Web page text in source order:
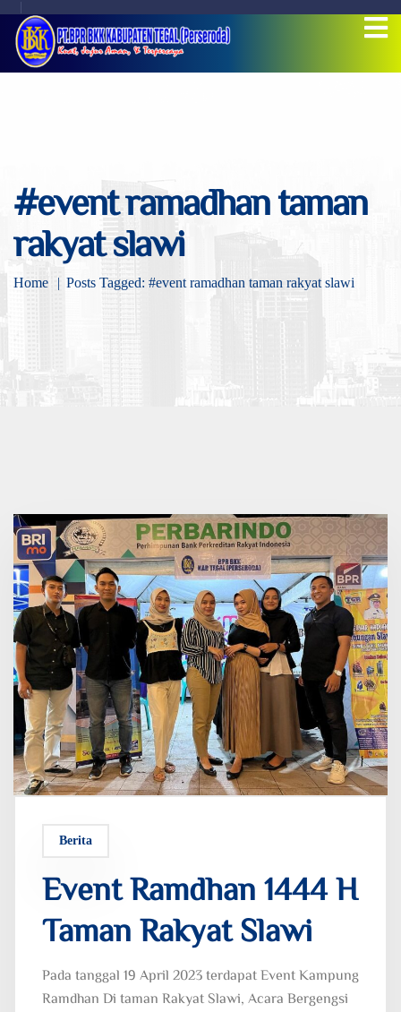
#event ramadhan taman
rakyat slawi
Home Posts Tagged: #event ramadhan taman rakyat slawi
Berita
Event Ramdhan 1444 H
Taman Rakyat Slawi
Pada tanggal 19 April 2023 terdapat Event Kampung
Ramdhan Di taman Rakyat Slawi, Acara Bergengsi